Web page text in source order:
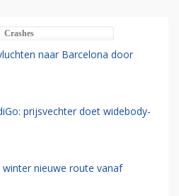
Crashes
naar Barcelona door
prijsvechter doet widebody-
nieuwe route vanaf